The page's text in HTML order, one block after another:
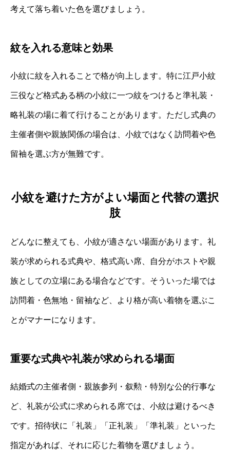
考えて落ち着いた色を選びましょう。
紋を入れる意味と効果
小紋に紋を入れることで格が向上します。特に江戸小紋
三役など格式ある柄の小紋に一つ紋をつけると準礼装・
略礼装の場に着て行けることがあります。ただし式典の
主催者側や親族関係の場合は、小紋ではなく訪問着や色
留袖を選ぶ方が無難です。
小紋を避けた方がよい場面と代替の選択
肢
どんなに整えても、小紋が適さない場面があります。礼
装が求められる式典や、格式高い席、自分がホストや親
族としての立場にある場合などです。そういった場では
訪問着・色無地・留袖など、より格が高い着物を選ぶこ
とがマナーになります。
重要な式典や礼装が求められる場面
結婚式の主催者側・親族参列・叙勲・特別な公的行事な
ど、礼装が公式に求められる席では、小紋は避けるべき
です。招待状に「礼装」「正礼装」「準礼装」といった
指定があれば、それに応じた着物を選びましょう。